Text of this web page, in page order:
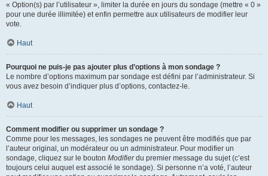
« Option(s) par l’utilisateur », limiter la durée en jours du sondage (mettre « 0 »
pour une durée illimitée) et enfin permettre aux utilisateurs de modifier leur
vote.
Haut
Pourquoi ne puis-je pas ajouter plus d’options à mon sondage ?
Le nombre d’options maximum par sondage est défini par l’administrateur. Si
vous avez besoin d’indiquer plus d’options, contactez-le.
Haut
Comment modifier ou supprimer un sondage ?
Comme pour les messages, les sondages ne peuvent être modifiés que par
l’auteur original, un modérateur ou un administrateur. Pour modifier un
sondage, cliquez sur le bouton Modifierdu premier message du sujet (c’est
toujours celui auquel est associé le sondage). Si personne n’a voté, l’auteur